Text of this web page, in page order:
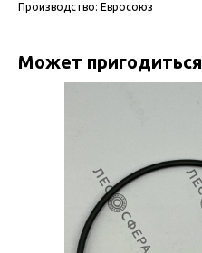
Производство: Евросоюз
Может пригодиться